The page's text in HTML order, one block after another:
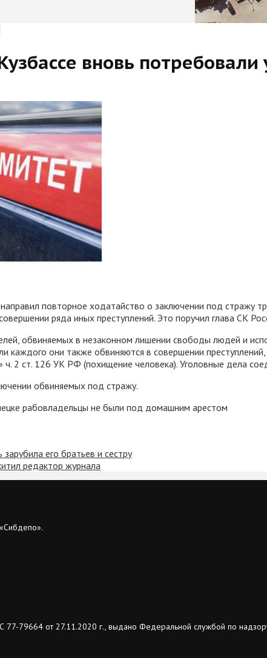
вновь
повторное ходатайство о заключении под стражу
ряда иных преступлений. Это поручил глава СК
обвиняемых в незаконном лишении свободы людей и
каждого они также обвиняются в совершении
ч. 2 ст. 126 УК РФ (похищение человека). Уголовные дела
обвиняемых под стражу.
рабовладельцы не были под домашним арестом
его братьев и сестру
редактор журнала
79664 от 27.11.2020 г., выдано Федеральной службой по